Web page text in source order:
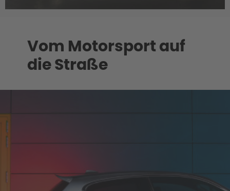
Vom Motorsport auf
die Straße